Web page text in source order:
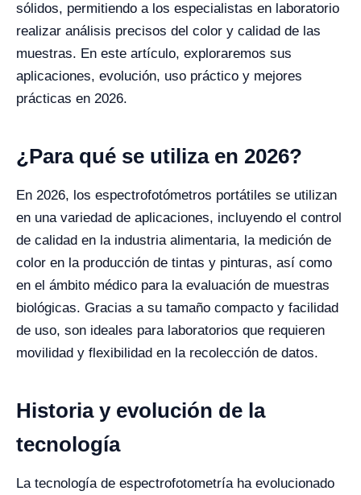
sólidos, permitiendo a los especialistas en laboratorio
realizar análisis precisos del color y calidad de las
muestras. En este artículo, exploraremos sus
aplicaciones, evolución, uso práctico y mejores
prácticas en 2026.
¿Para qué se utiliza en 2026?
En 2026, los espectrofotómetros portátiles se utilizan
en una variedad de aplicaciones, incluyendo el control
de calidad en la industria alimentaria, la medición de
color en la producción de tintas y pinturas, así como
en el ámbito médico para la evaluación de muestras
biológicas. Gracias a su tamaño compacto y facilidad
de uso, son ideales para laboratorios que requieren
movilidad y flexibilidad en la recolección de datos.
Historia y evolución de la
tecnología
La tecnología de espectrofotometría ha evolucionado